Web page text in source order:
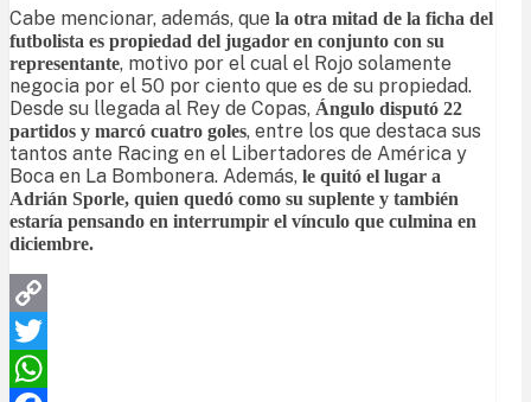
Cabe mencionar, además, que la otra mitad de la ficha del
futbolista es propiedad del jugador en conjunto con su
representante, motivo por el cual el Rojo solamente
negocia por el 50 por ciento que es de su propiedad.
Desde su llegada al Rey de Copas, Ángulo disputó 22
partidos y marcó cuatro goles, entre los que destaca sus
tantos ante Racing en el Libertadores de América y
Boca en La Bombonera. Además, le quitó el lugar a
Adrián Sporle, quien quedó como su suplente y también
estaría pensando en interrumpir el vínculo que culmina en
diciembre.
Copy
Link
Twitter